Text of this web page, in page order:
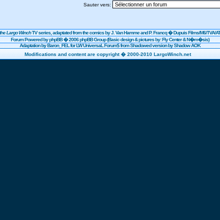
Sauter vers:
Largo WinchTV series, adaptated from the comics by J. Van Hamme and P. Francq �DupuisFilms/M6/TVA/
Forum Powered byphpBB� 2006 phpBB Group (Basic design & pictures by: Fly Center & N�m�sis)
Adaptation by Baron_FEL for LW UniversaL Forum$ from Shadowed version by Shadow AOK
Modifications and content are copyright � 2000-2010 LargoWinch.net